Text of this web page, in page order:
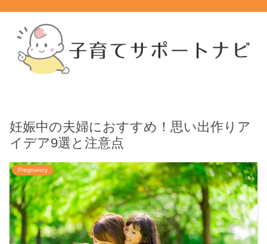
妊娠中の夫婦におすすめ！思い出作りア
イデア9選と注意点
Pregnancy